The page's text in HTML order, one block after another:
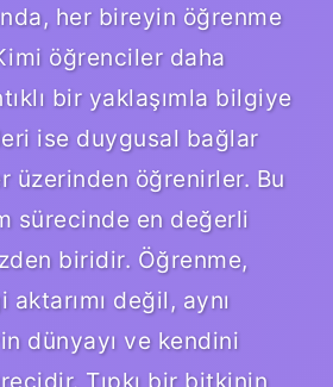
her bireyin öğrenme
öğrenciler daha
bir yaklaşımla bilgiye
ise duygusal bağlar
üzerinden öğrenirler. Bu
sürecinde en değerli
biridir. Öğrenme,
değil, aynı
dünyayı ve kendini
Tıpkı bir bitkinin